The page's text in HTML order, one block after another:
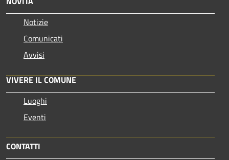
Notizie
Comunicati
Avvisi
VIVERE IL COMUNE
Luoghi
Eventi
CONTATTI